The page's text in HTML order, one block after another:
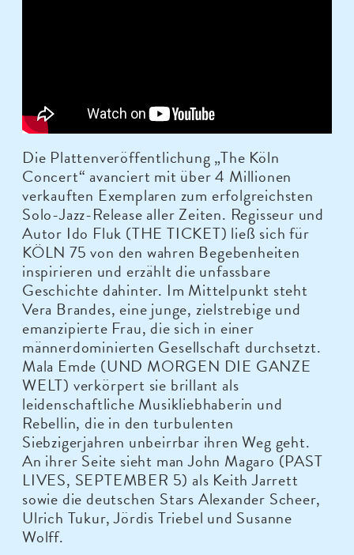
Die Plattenveröffentlichung „The Köln
Concert“ avanciert mit über 4 Millionen
verkauften Exemplaren zum erfolgreichsten
Solo-Jazz-Release aller Zeiten. Regisseur und
Autor Ido Fluk (THE TICKET) ließ sich für
KÖLN 75 von den wahren Begebenheiten
inspirieren und erzählt die unfassbare
Geschichte dahinter. Im Mittelpunkt steht
Vera Brandes, eine junge, zielstrebige und
emanzipierte Frau, die sich in einer
männerdominierten Gesellschaft durchsetzt.
Mala Emde (UND MORGEN DIE GANZE
WELT) verkörpert sie brillant als
leidenschaftliche Musikliebhaberin und
Rebellin, die in den turbulenten
Siebzigerjahren unbeirrbar ihren Weg geht.
An ihrer Seite sieht man John Magaro (PAST
LIVES, SEPTEMBER 5) als Keith Jarrett
sowie die deutschen Stars Alexander Scheer,
Ulrich Tukur, Jördis Triebel und Susanne
Wolff.